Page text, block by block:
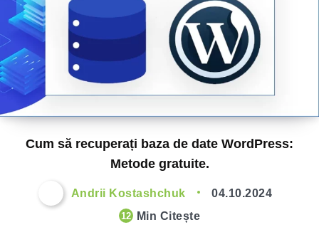
Cum să recuperați baza de date WordPress:
Metode gratuite.
Andrii Kostashchuk 04.10.2024
12 Min Citește